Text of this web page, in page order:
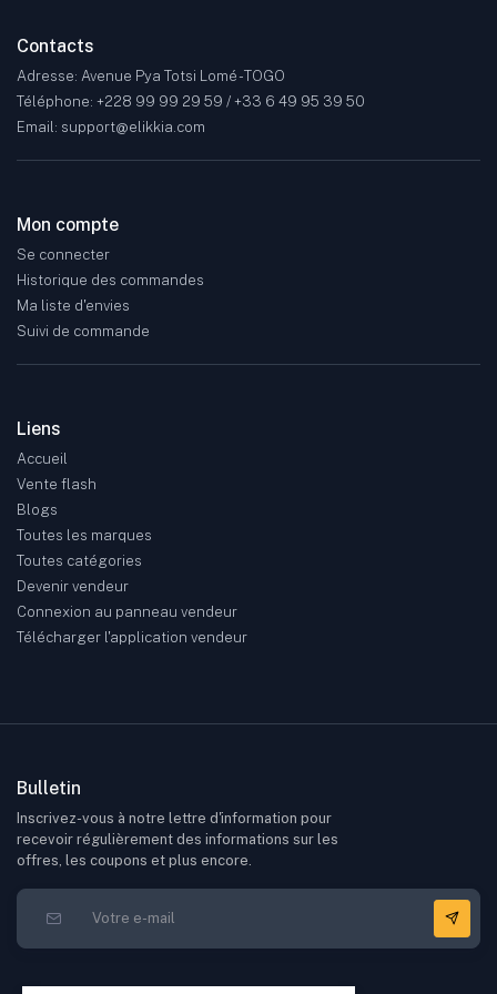
Contacts
Adresse: Avenue Pya Totsi Lomé - TOGO
Téléphone: +228 99 99 29 59 / +33 6 49 95 39 50
Email: support@elikkia.com
Mon compte
Se connecter
Historique des commandes
Ma liste d'envies
Suivi de commande
Liens
Accueil
Vente flash
Blogs
Toutes les marques
Toutes catégories
Devenir vendeur
Connexion au panneau vendeur
Télécharger l'application vendeur
Bulletin
Inscrivez-vous à notre lettre d'information pour
recevoir régulièrement des informations sur les
offres, les coupons et plus encore.